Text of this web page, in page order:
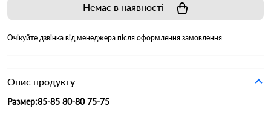
Немає в наявності
Очікуйте дзвінка від менеджера після оформлення замовлення
Опис продукту
Размер:85-85 80-80 75-75